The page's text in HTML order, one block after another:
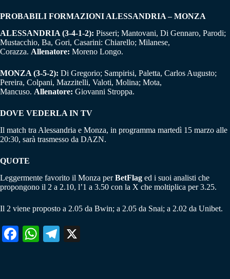
PROBABILI FORMAZIONI ALESSANDRIA – MONZA
ALESSANDRIA (3-4-1-2): Pisseri; Mantovani, Di Gennaro, Parodi;
Mustacchio, Ba, Gori, Casarini: Chiarello; Milanese,
Corazza. Allenatore: Moreno Longo.
MONZA (3-5-2): Di Gregorio; Sampirisi, Paletta, Carlos Augusto;
Pereira, Colpani, Mazzitelli, Valoti, Molina; Mota,
Mancuso. Allenatore: Giovanni Stroppa.
DOVE VEDERLA IN TV
Il match tra Alessandria e Monza, in programma martedì 15 marzo alle
20:30, sarà trasmesso da DAZN.
QUOTE
Leggermente favorito il Monza perBetFlag ed i suoi analisti che
propongono il 2 a 2.10, l’1 a 3.50 con la X che moltiplica per 3.25.
Il 2 viene proposto a 2.05 da Bwin; a 2.05 da Snai; a 2.02 da Unibet.
Fa W
Te